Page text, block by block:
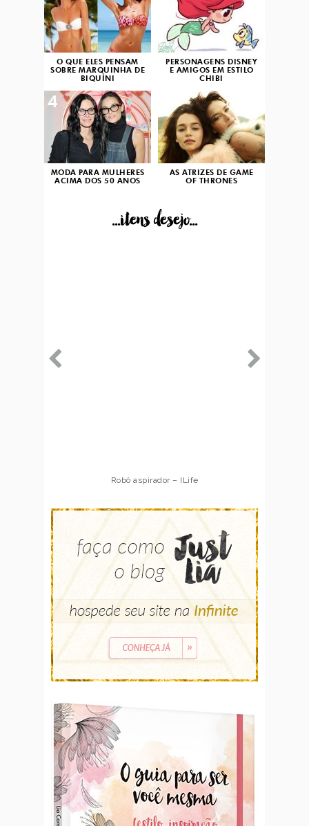
O QUE ELES PENSAM
SOBRE MARQUINHA DE
BIQUÍNI
PERSONAGENS DISNEY
E AMIGOS EM ESTILO
CHIBI
MODA PARA MULHERES
ACIMA DOS 50 ANOS
4
AS ATRIZES DE GAME
OF THRONES
...itens desejo...
Robô aspirador – ILife